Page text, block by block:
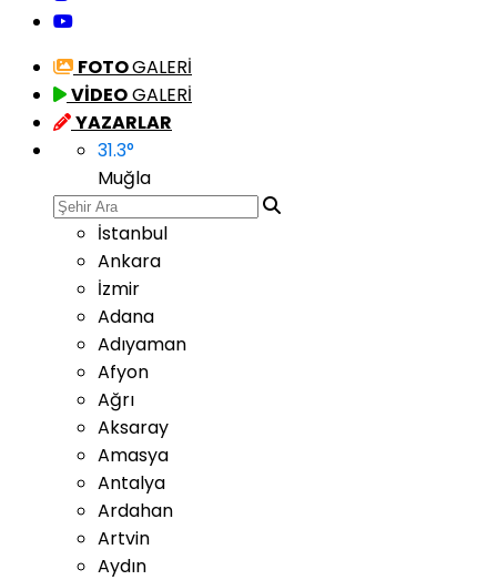
FOTOGALERİ
VİDEOGALERİ
YAZARLAR
31.3°
Muğla
İstanbul
Ankara
İzmir
Adana
Adıyaman
Afyon
Ağrı
Aksaray
Amasya
Antalya
Ardahan
Artvin
Aydın